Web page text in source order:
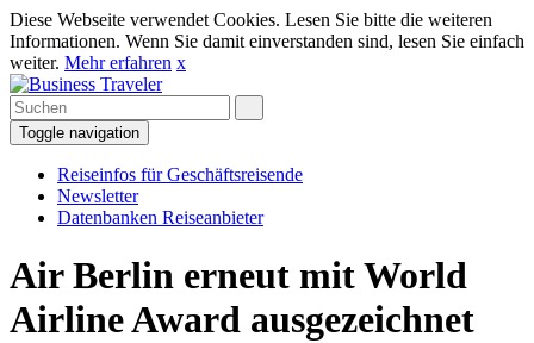
Diese Webseite verwendet Cookies. Lesen Sie bitte die weiteren
Informationen. Wenn Sie damit einverstanden sind, lesen Sie einfach
weiter. Mehr erfahren x
Toggle navigation
Reiseinfos für Geschäftsreisende
Newsletter
Datenbanken Reiseanbieter
Air Berlin erneut mit World
Airline Award ausgezeichnet